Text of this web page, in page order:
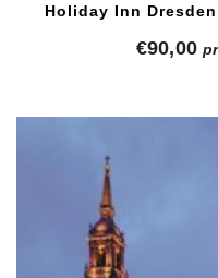
Holiday Inn
€90,00